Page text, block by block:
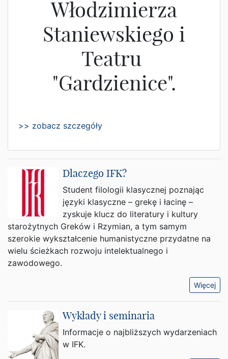
Włodzimierza
Staniewskiego i
Teatru
"Gardzienice".
>> zobacz szczegóły
Dlaczego IFK?
Student filologii klasycznej poznając
języki klasyczne – grekę i łacinę –
zyskuje klucz do literatury i kultury
starożytnych Greków i Rzymian, a tym samym
szerokie wykształcenie humanistyczne przydatne na
wielu ścieżkach rozwoju intelektualnego i
zawodowego.
Więcej
Wykłady i seminaria
Informacje o najbliższych wydarzeniach
w IFK.